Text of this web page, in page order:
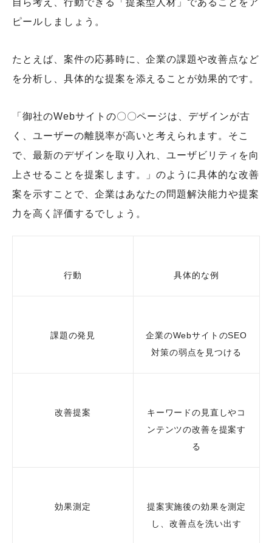
自ら考え、行動できる「提案型人材」であることをア
ピールしましょう。
たとえば、案件の応募時に、企業の課題や改善点など
を分析し、具体的な提案を添えることが効果的です。
「御社のWebサイトの〇〇ページは、デザインが古
く、ユーザーの離脱率が高いと考えられます。そこ
で、最新のデザインを取り入れ、ユーザビリティを向
上させることを提案します。」のように具体的な改善
案を示すことで、企業はあなたの問題解決能力や提案
力を高く評価するでしょう。
行動 具体的な例
課題の発見
企業のWebサイトのSEO
対策の弱点を見つける
改善提案
キーワードの見直しやコ
ンテンツの改善を提案す
る
効果測定
提案実施後の効果を測定
し、改善点を洗い出す